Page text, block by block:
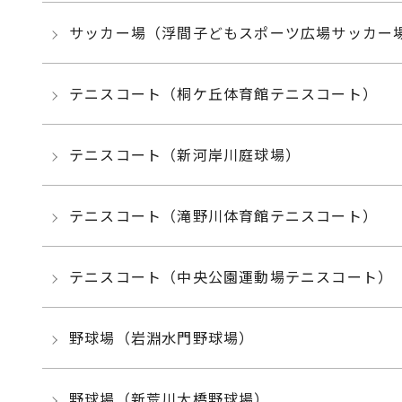
サッカー場（浮間子どもスポーツ広場サッカー
テニスコート（桐ケ丘体育館テニスコート）
テニスコート（新河岸川庭球場）
テニスコート（滝野川体育館テニスコート）
テニスコート（中央公園運動場テニスコート）
野球場（岩淵水門野球場）